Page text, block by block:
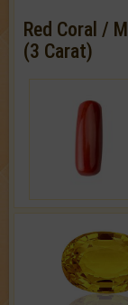
Red Coral /
(3 Carat)